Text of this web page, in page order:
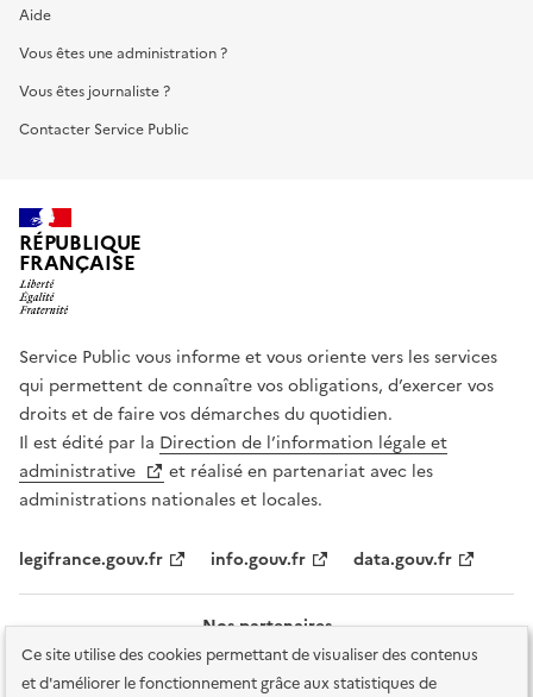
Ce site utilise des cookies permettant de visualiser des contenus
et d'améliorer le fonctionnement grâce aux statistiques de
Aide
Vous êtes une administration ?
Vous êtes journaliste ?
Contacter Service Public
RÉPUBLIQUE
FRANÇAISE
Service Public vous informe et vous oriente vers les services
qui permettent de connaître vos obligations, d’exercer vos
droits et de faire vos démarches du quotidien.
Il est édité par la Direction de l’information légale et
administrative
et réalisé en partenariat avec les
administrations nationales et locales.
legifrance.gouv.fr info.gouv.fr data.gouv.fr
Nos partenaires